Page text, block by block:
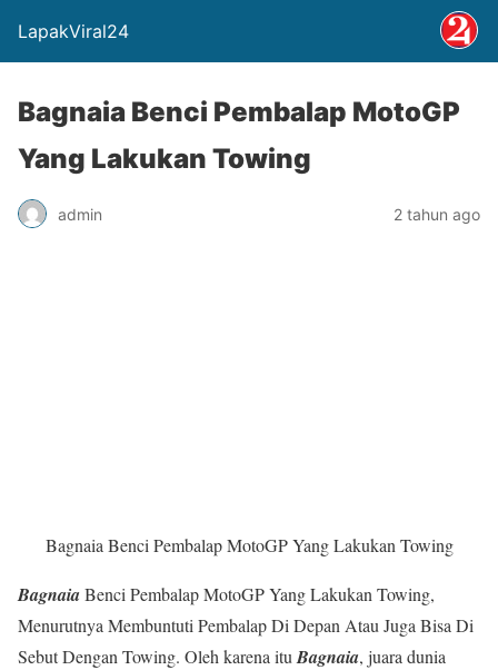
LapakViral24
Bagnaia Benci Pembalap MotoGP
Yang Lakukan Towing
admin 2 tahun ago
Bagnaia Benci Pembalap MotoGP Yang Lakukan Towing
BagnaiaBenci Pembalap MotoGP Yang Lakukan Towing,
Menurutnya Membuntuti Pembalap Di Depan Atau Juga Bisa Di
Sebut Dengan Towing. Oleh karena itu Bagnaia, juara dunia